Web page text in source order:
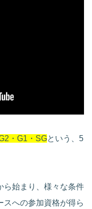
・G1・SGという、5
ら始まり、様々な条件
スへの参加資格が得ら